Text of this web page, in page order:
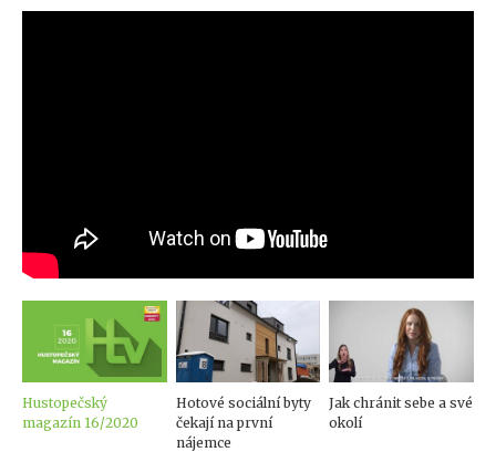
Hustopečský
magazín 16/2020
Hotové sociální byty
čekají na první
nájemce
Jak chránit sebe a své
okolí